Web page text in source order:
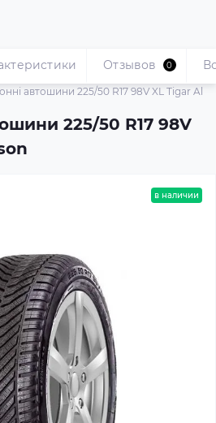
автошини 225/50 R17 98V XL Tigar All
225/50 R17 98V
Отзывов 0
в наличии